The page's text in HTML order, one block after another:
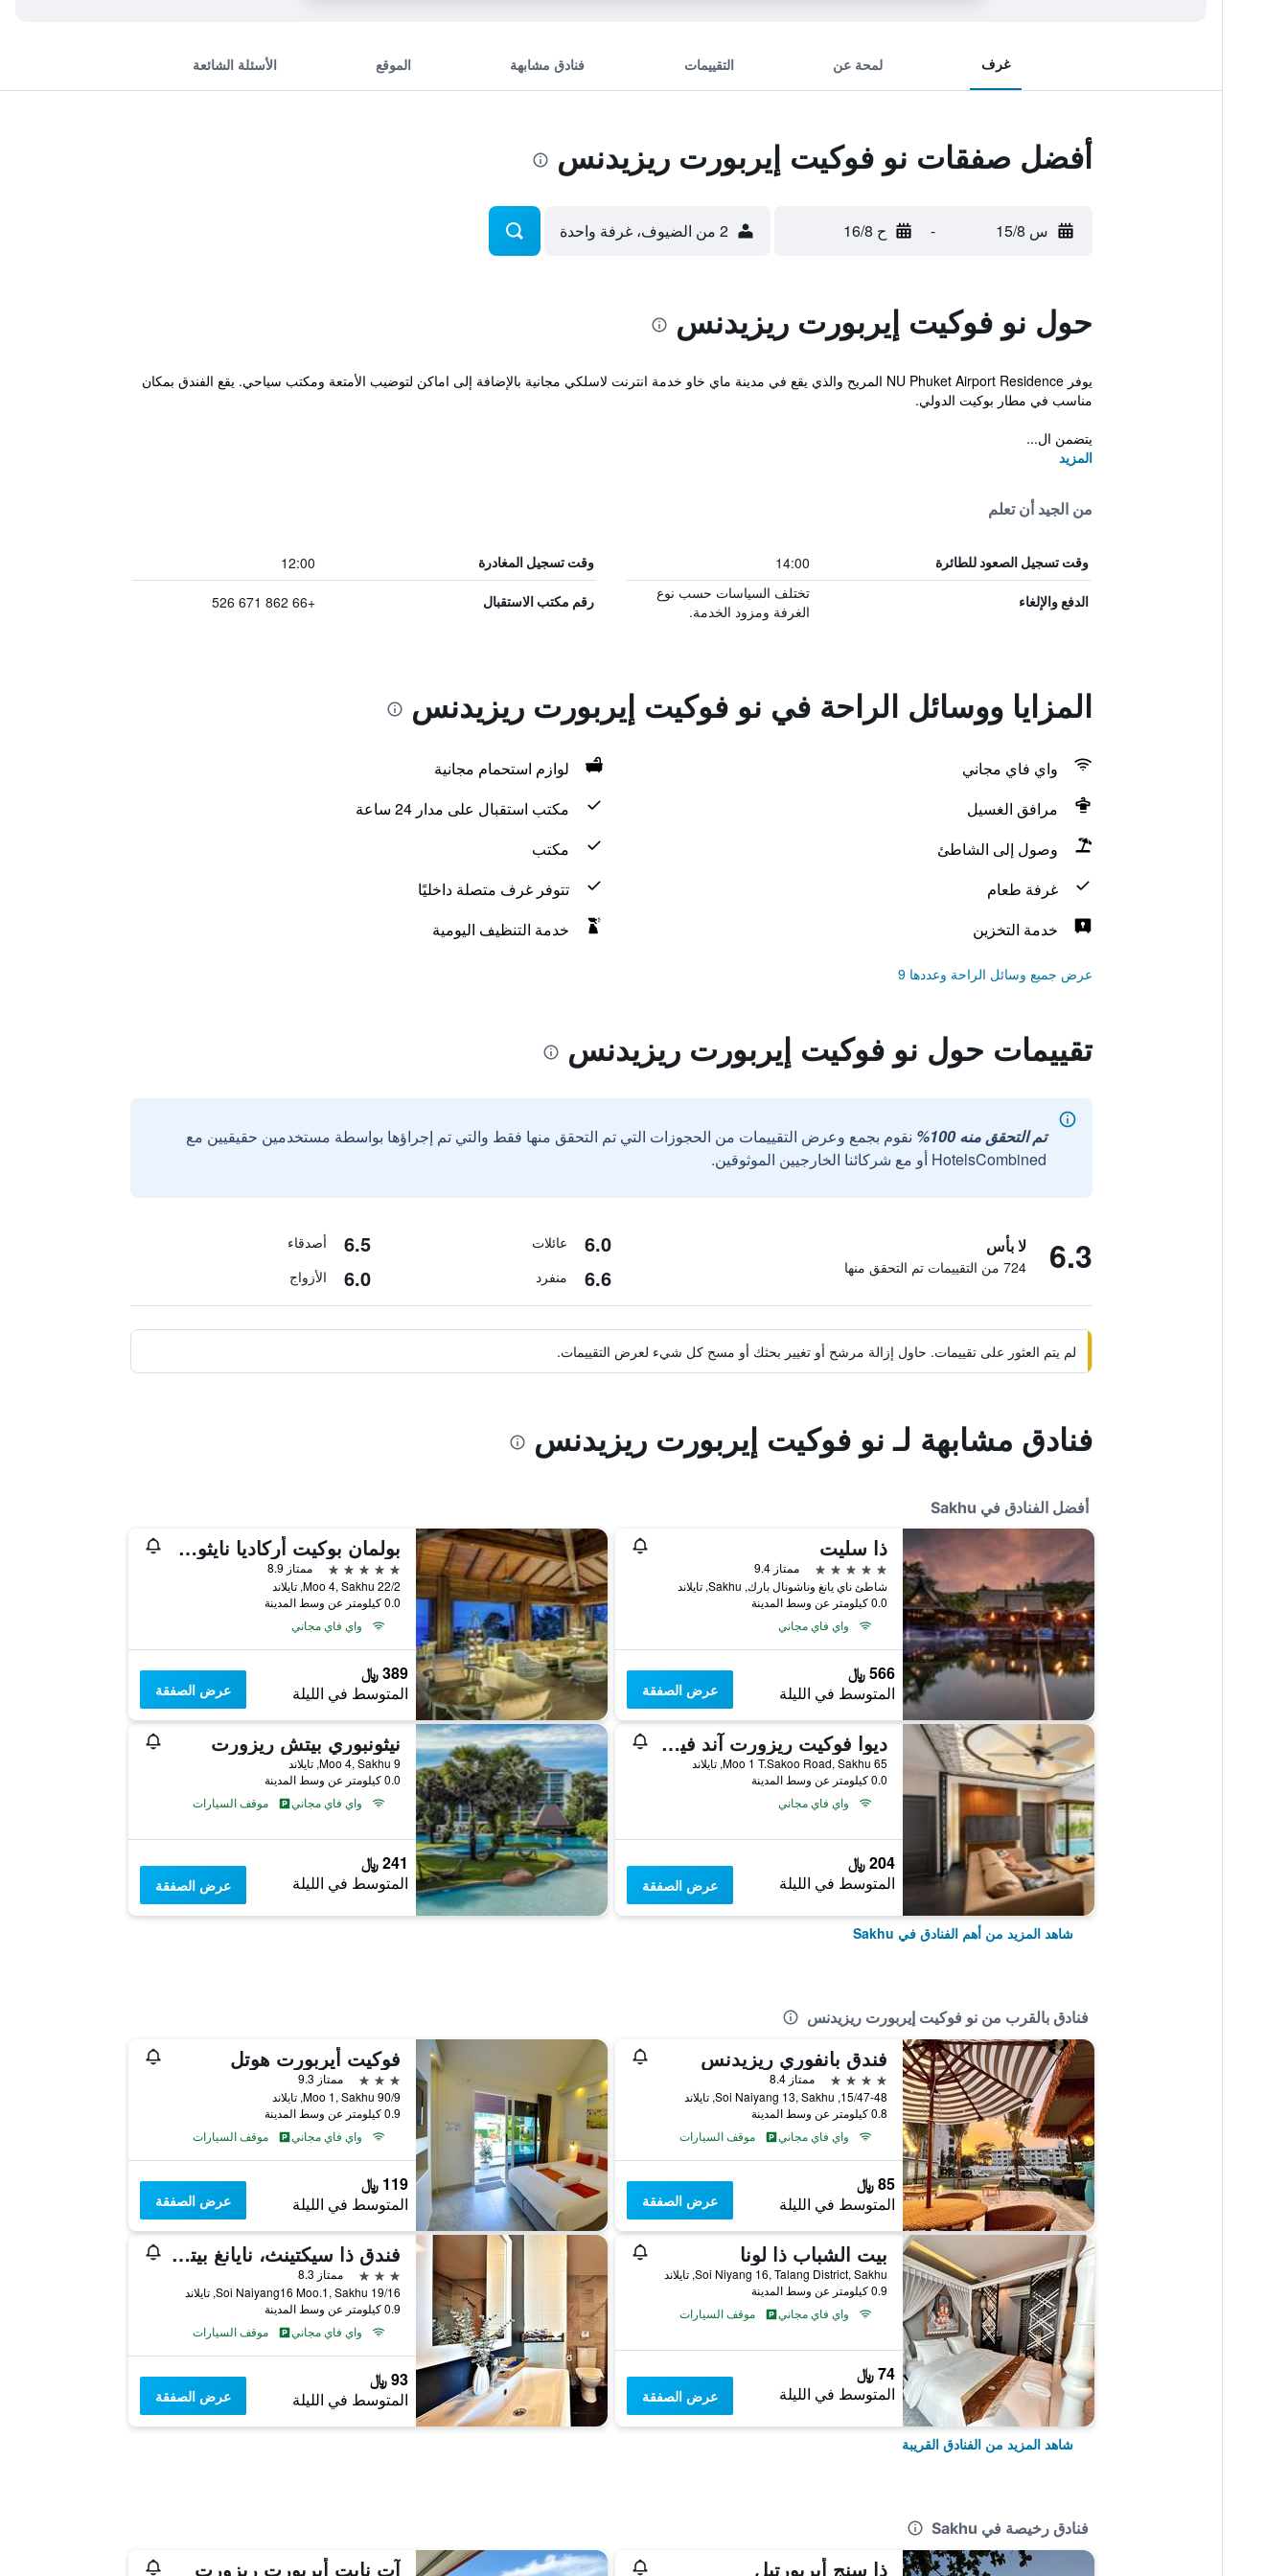
غرف لمحة عن التقييمات فنادق مشابهة الموقع الأسئلة الشائعة
أفضل صفقات نو فوكيت إيربورت ريزيدنس
س 15/8 - ح 16/8 2 من الضيوف، غرفة واحدة
حول نو فوكيت إيربورت ريزيدنس
يوفر NU Phuket Airport Residence المريح والذي يقع في مدينة ماي خاو خدمة انترنت لاسلكي مجانية بالإضافة إلى اماكن لتوضيب الأمتعة ومكتب سياحي. يقع الفندق بمكان
مناسب في مطار بوكيت الدولي.
يتضمن ال...
المزيد
من الجيد أن تعلم
وقت تسجيل الصعود للطائرة 14:00 وقت تسجيل المغادرة 12:00
الدفع والإلغاء
تختلف السياسات حسب نوع
الغرفة ومزود الخدمة.
رقم مكتب الاستقبال +66 862 671 526
المزايا ووسائل الراحة في نو فوكيت إيربورت ريزيدنس
واي فاي مجاني
لوازم استحمام مجانية
مرافق الغسيل
مكتب استقبال على مدار 24 ساعة
وصول إلى الشاطئ
مكتب
غرفة طعام
تتوفر غرف متصلة داخليًا
خدمة التخزين
خدمة التنظيف اليومية
عرض جميع وسائل الراحة وعددها 9
تقييمات حول نو فوكيت إيربورت ريزيدنس
تم التحقق منه 100%
نقوم بجمع وعرض التقييمات من الحجوزات التي تم التحقق منها فقط والتي تم إجراؤها بواسطة مستخدمين حقيقيين مع
HotelsCombined أو مع شركائنا الخارجيين الموثوقين.
6.3 لا بأس
724 من التقييمات تم التحقق منها
6.0 عائلات 6.5 أصدقاء
6.6 منفرد 6.0 الأزواج
لم يتم العثور على تقييمات. حاول إزالة مرشح أو تغيير بحثك أو مسح كل شيء لعرض التقييمات.
فنادق مشابهة لـ نو فوكيت إيربورت ريزيدنس
أفضل الفنادق في Sakhu
ذا سليت
5 نجوم
ممتاز 9.4
شاطئ ناي يانغ وناشونال بارك, Sakhu, تايلاند
0.0 كيلومتر عن وسط المدينة
واي فاي مجاني
566 ﷼
المتوسط في الليلة عرض الصفقة
بولمان بوكيت أركاديا نايثون بيتش
5 نجوم
ممتاز 8.9
22/2 Moo 4, Sakhu, تايلاند
0.0 كيلومتر عن وسط المدينة
واي فاي مجاني
389 ﷼
المتوسط في الليلة عرض الصفقة
ديوا فوكيت ريزورت آند فيلاس
65 Moo 1 T.Sakoo Road, Sakhu, تايلاند
0.0 كيلومتر عن وسط المدينة
واي فاي مجاني
204 ﷼
المتوسط في الليلة عرض الصفقة
نيثونبوري بيتش ريزورت
9 Moo 4, Sakhu, تايلاند
0.0 كيلومتر عن وسط المدينة
واي فاي مجاني
موقف السيارات
241 ﷼
المتوسط في الليلة عرض الصفقة
شاهد المزيد من أهم الفنادق في Sakhu
فنادق بالقرب من نو فوكيت إيربورت ريزيدنس
فندق بانفوري ريزيدنس
4 نجوم
ممتاز 8.4
15/47-48, Soi Naiyang 13, Sakhu, تايلاند
0.8 كيلومتر عن وسط المدينة
واي فاي مجاني
موقف السيارات
85 ﷼
المتوسط في الليلة عرض الصفقة
فوكيت أيربورت هوتل
3 نجوم
ممتاز 9.3
90/9 Moo 1, Sakhu, تايلاند
0.9 كيلومتر عن وسط المدينة
واي فاي مجاني
موقف السيارات
119 ﷼
المتوسط في الليلة عرض الصفقة
بيت الشباب ذا لونا
Soi Niyang 16, Talang District, Sakhu, تايلاند
0.9 كيلومتر عن وسط المدينة
واي فاي مجاني
موقف السيارات
74 ﷼
المتوسط في الليلة عرض الصفقة
فندق ذا سيكتينث، نايانغ بيتش
3 نجوم
ممتاز 8.3
19/16 Soi Naiyang16 Moo.1, Sakhu, تايلاند
0.9 كيلومتر عن وسط المدينة
واي فاي مجاني
موقف السيارات
93 ﷼
المتوسط في الليلة عرض الصفقة
شاهد المزيد من الفنادق القريبة
فنادق رخيصة في Sakhu
ذا سنج أيربورتيل آت نايت أيربورت ريزورت